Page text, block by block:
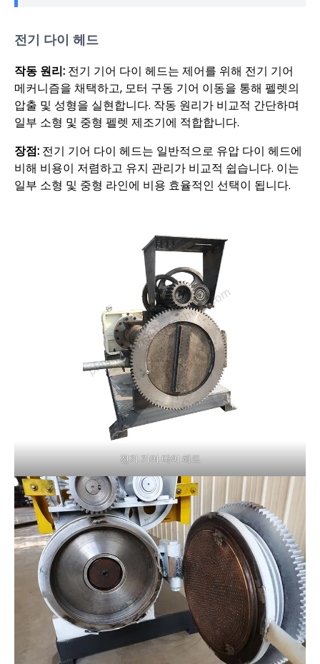
전기 다이 헤드
작동 원리: 전기 기어 다이 헤드는 제어를 위해 전기 기어
메커니즘을 채택하고, 모터 구동 기어 이동을 통해 펠렛의
압출 및 성형을 실현합니다. 작동 원리가 비교적 간단하며
일부 소형 및 중형 펠렛 제조기에 적합합니다.
장점: 전기 기어 다이 헤드는 일반적으로 유압 다이 헤드에
비해 비용이 저렴하고 유지 관리가 비교적 쉽습니다. 이는
일부 소형 및 중형 라인에 비용 효율적인 선택이 됩니다.
전기 기어 다이 헤드